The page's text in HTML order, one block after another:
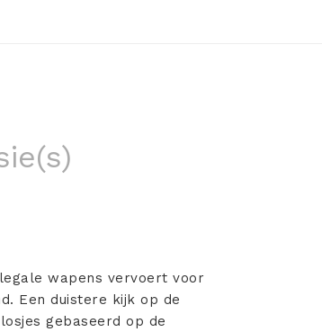
wapens vervoert voor
Een duistere kijk op de
gebaseerd op de